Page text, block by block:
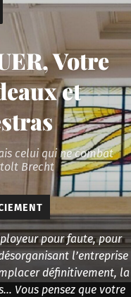
Votre
et
celui qui ne combat
Brecht
pour faute, pour
l’entreprise
définitivement, la
Vous pensez que votre